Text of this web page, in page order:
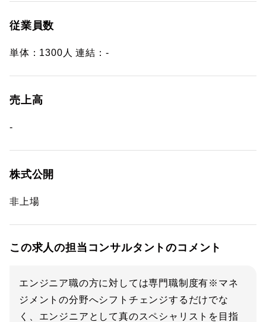
従業員数
単体：1300人 連結：-
売上高
-
株式公開
非上場
この求人の担当コンサルタントのコメント
エンジニア職の方に対しては専門職制度有※マネ
ジメントの分野へシフトチェンジするだけでな
く、エンジニアとして真のスペシャリストを目指